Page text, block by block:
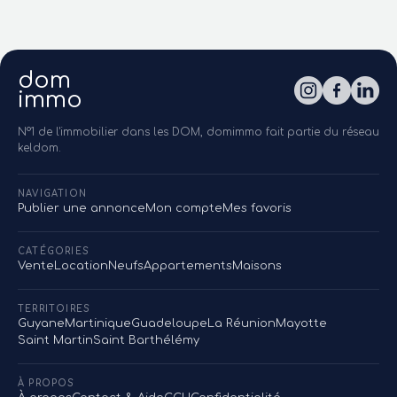
dom
immo
N°1 de l'immobilier dans les DOM, domimmo fait partie du réseau
keldom.
NAVIGATION
Publier une annonceMon compteMes favoris
CATÉGORIES
Vente LocationNeufsAppartementsMaisons
TERRITOIRES
GuyaneMartiniqueGuadeloupe La RéunionMayotte
Saint MartinSaint Barthélémy
À PROPOS